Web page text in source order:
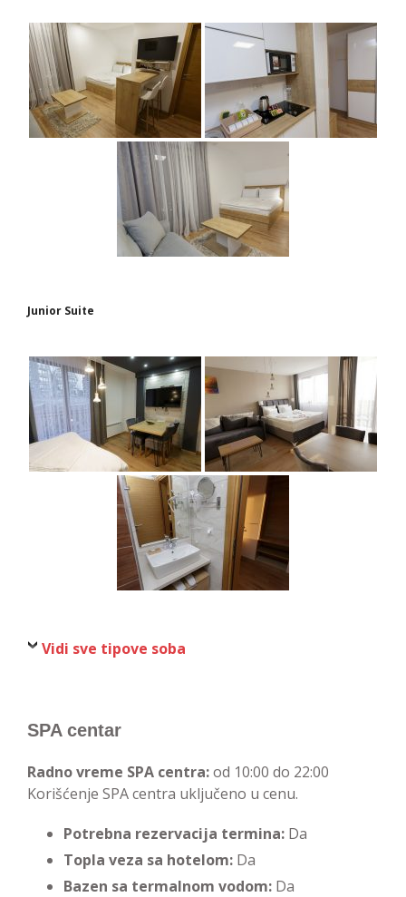
Junior Suite
Vidi sve tipove soba
SPA centar
Radno vreme SPA centra:od 10:00 do 22:00
Korišćenje SPA centra uključeno u cenu.
Potrebna rezervacija termina: Da
Topla veza sa hotelom: Da
Bazen sa termalnom vodom: Da